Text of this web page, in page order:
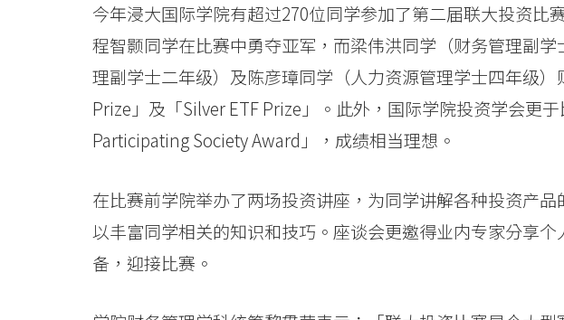
今年浸大国际学院有超过270位同学参加了第二届联大投资比
程智颢同学在比赛中勇夺亚军，而梁伟洪同学（财务管理副
理副学士二年级）及陈彦璋同学（人力资源管理学士四年级
Prize」及「Silver ETF Prize」。此外，国际学院投资学会更
Participating Society Award」，成绩相当理想。
在比赛前学院举办了两场投资讲座，为同学讲解各种投资产品
以丰富同学相关的知识和技巧。座谈会更邀得业内专家分享
备，迎接比赛。